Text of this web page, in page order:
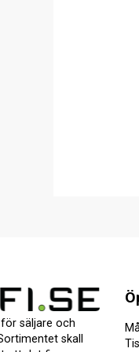
för säljare och
skall